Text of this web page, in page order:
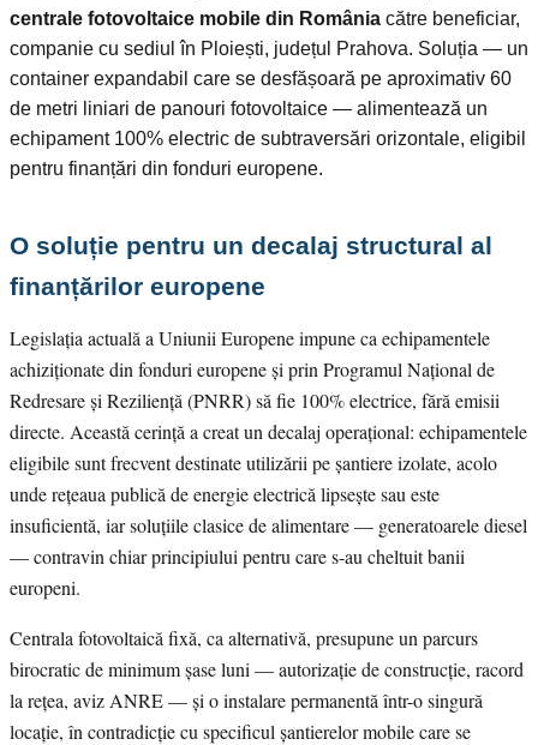
centrale fotovoltaice mobile din România către beneficiar,
companie cu sediul în Ploiești, județul Prahova. Soluția — un
container expandabil care se desfășoară pe aproximativ 60
de metri liniari de panouri fotovoltaice — alimentează un
echipament 100% electric de subtraversări orizontale, eligibil
pentru finanțări din fonduri europene.
O soluție pentru un decalaj structural al
finanțărilor europene
Legislația actuală a Uniunii Europene impune ca echipamentele
achiziționate din fonduri europene și prin Programul Național de
Redresare și Reziliență (PNRR) să fie 100% electrice, fără emisii
directe. Această cerință a creat un decalaj operațional: echipamentele
eligibile sunt frecvent destinate utilizării pe șantiere izolate, acolo
unde rețeaua publică de energie electrică lipsește sau este
insuficientă, iar soluțiile clasice de alimentare — generatoarele diesel
— contravin chiar principiului pentru care s-au cheltuit banii
europeni.
Centrala fotovoltaică fixă, ca alternativă, presupune un parcurs
birocratic de minimum șase luni — autorizație de construcție, racord
la rețea, aviz ANRE — și o instalare permanentă într-o singură
locație, în contradicție cu specificul șantierelor mobile care se